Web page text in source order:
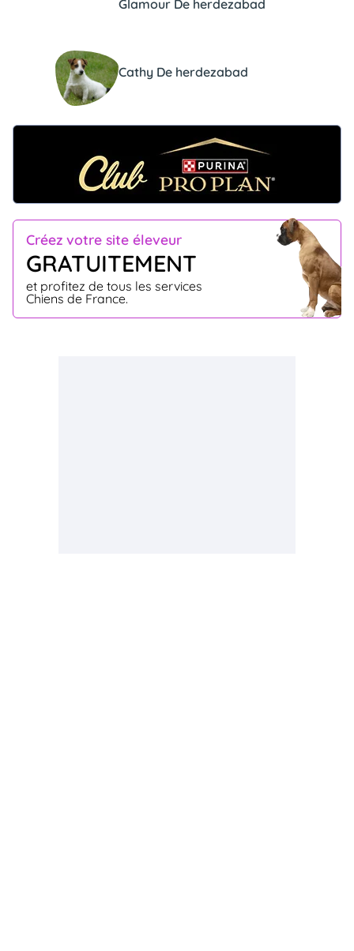
Créez votre site éleveur
GRATUITEMENT
et profitez de tous les services
Chiens de France.
Glamour De herdezabad
Cathy De herdezabad